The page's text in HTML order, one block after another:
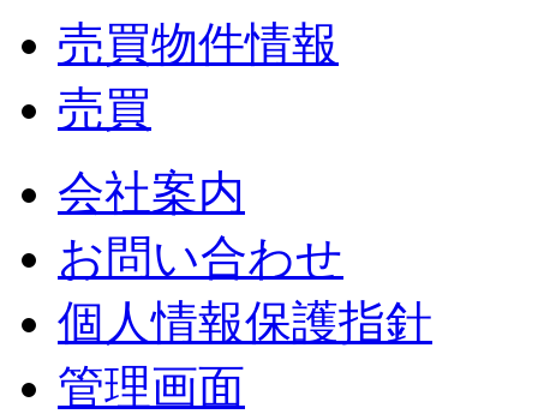
売買物件情報
売買
会社案内
お問い合わせ
個人情報保護指針
管理画面